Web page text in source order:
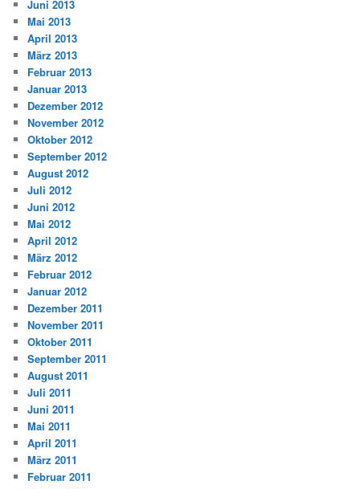
Juni 2013
Mai 2013
April 2013
März 2013
Februar 2013
Januar 2013
Dezember 2012
November 2012
Oktober 2012
September 2012
August 2012
Juli 2012
Juni 2012
Mai 2012
April 2012
März 2012
Februar 2012
Januar 2012
Dezember 2011
November 2011
Oktober 2011
September 2011
August 2011
Juli 2011
Juni 2011
Mai 2011
April 2011
März 2011
Februar 2011